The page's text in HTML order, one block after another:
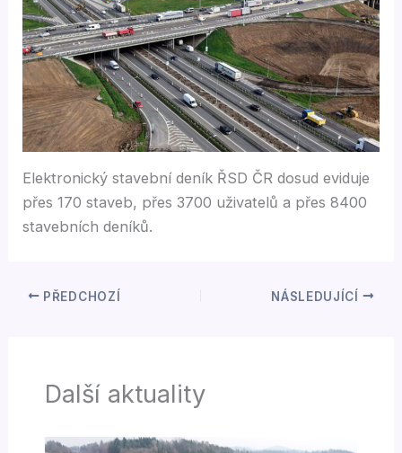
Elektronický stavební deník ŘSD ČR dosud eviduje
přes 170 staveb, přes 3700 uživatelů a přes 8400
stavebních deníků.
PŘEDCHOZÍ NÁSLEDUJÍCÍ
Další aktuality